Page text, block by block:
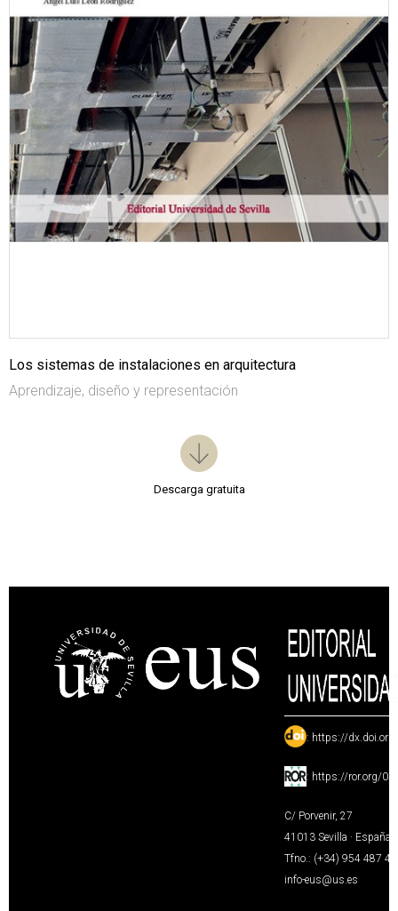
Los sistemas de instalaciones en arquitectura
Aprendizaje, diseño y representación
Descarga gratuita
: https://
: https://ror.org/
C/ Porvenir, 27
41013 Sevilla · España
Tfno.: (+34) 954 487
info-eus@us.es